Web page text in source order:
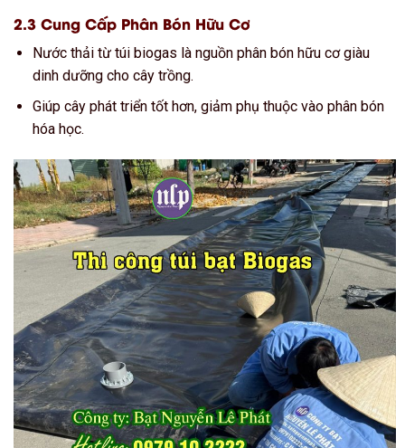
2.3 Cung Cấp Phân Bón Hữu Cơ
Nước thải từ túi biogas là nguồn phân bón hữu cơ giàu
dinh dưỡng cho cây trồng.
Giúp cây phát triển tốt hơn, giảm phụ thuộc vào phân bón
hóa học.